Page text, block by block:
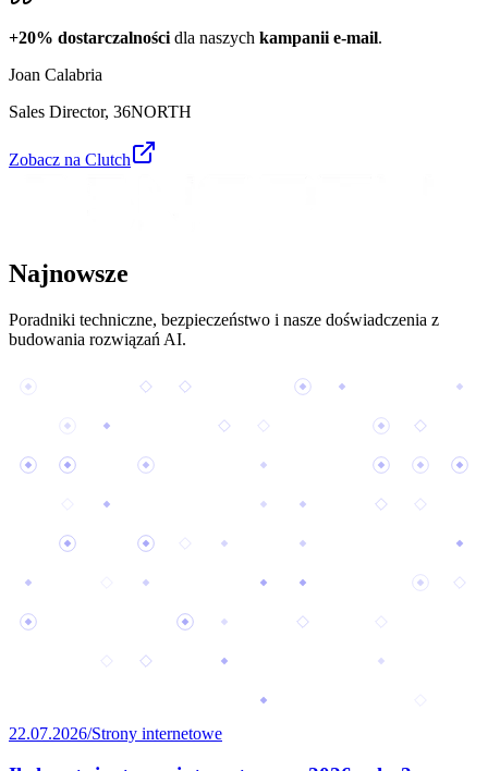
+20% dostarczalności dla naszych kampanii e-mail.
Joan Calabria
Sales Director, 36NORTH
Zobacz na Clutch
Najnowsze
Poradniki techniczne, bezpieczeństwo i nasze doświadczenia z
budowania rozwiązań AI.
22.07.2026/Strony internetowe